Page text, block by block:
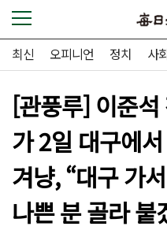
최신 오피니언 정치 사
[관풍루] 이준
가 2일 대구에
겨냥, “대구 가
나쁜 분 골라 붙